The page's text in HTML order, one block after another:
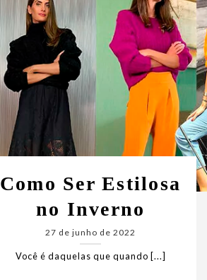
Como Ser Estilosa
no Inverno
27 de junho de 2022
Você é daquelas que quando [...]